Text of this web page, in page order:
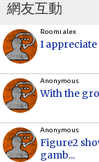
網友互動
Roomi alex
I
Anonymous
With the
Anonymous
Figure2
gamb...